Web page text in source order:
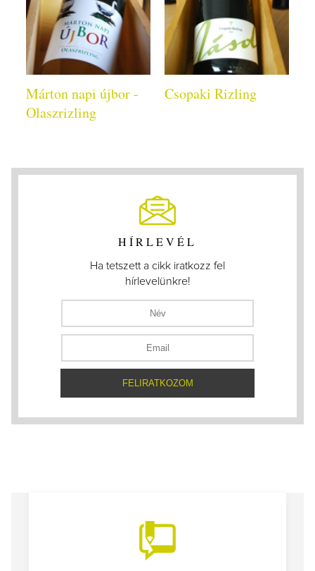
Márton napi újbor -
Olaszrizling
Csopaki Rizling
HÍRLEVÉL
Ha tetszett a cikk iratkozz fel
hírlevelünkre!